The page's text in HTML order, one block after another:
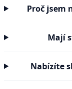
Proč jsem
Mají
Nabízíte